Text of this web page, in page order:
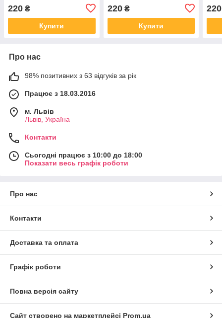
220 ₴
Купити
220₴
Купити
220
Про нас
98% позитивних з 63 відгуків за рік
Працює з 18.03.2016
м. Львів
Львів, Україна
Контакти
Сьогодні працює з 10:00 до 18:00
Показати весь графік роботи
Про нас
Контакти
Доставка та оплата
Графік роботи
Повна версія сайту
Сайт створено на маркетплейсі Prom.ua